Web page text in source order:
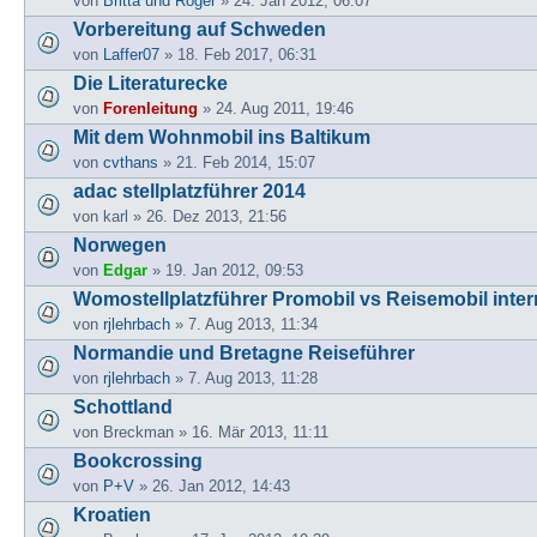
Vorbereitung auf Schweden
von Laffer07 » 18. Feb 2017, 06:31
Die Literaturecke
von Forenleitung » 24. Aug 2011, 19:46
Mit dem Wohnmobil ins Baltikum
von cvthans » 21. Feb 2014, 15:07
adac stellplatzführer 2014
von karl » 26. Dez 2013, 21:56
Norwegen
von Edgar » 19. Jan 2012, 09:53
Womostellplatzführer Promobil vs Reisemobil
von rjlehrbach » 7. Aug 2013, 11:34
Normandie und Bretagne Reiseführer
von rjlehrbach » 7. Aug 2013, 11:28
Schottland
von Breckman » 16. Mär 2013, 11:11
Bookcrossing
von P+V » 26. Jan 2012, 14:43
Kroatien